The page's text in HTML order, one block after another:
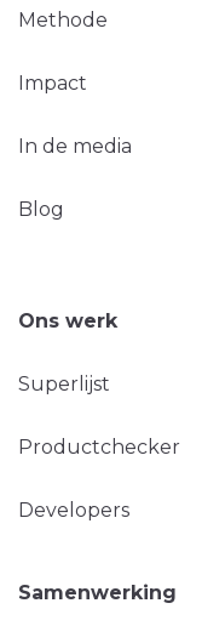
Methode
Impact
In de media
Blog
Ons werk
Superlijst
Productchecker
Developers
Samenwerking